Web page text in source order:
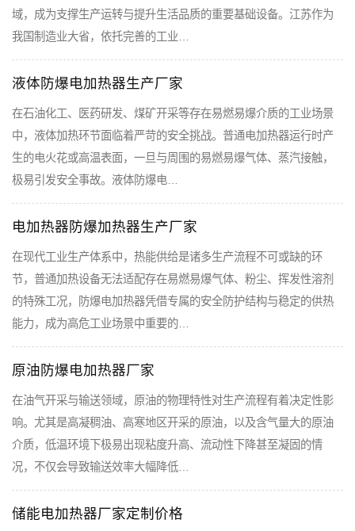
域，成为支撑生产运转与提升生活品质的重要基础设备。江苏作为
我国制造业大省，依托完善的工业…
液体防爆电加热器生产厂家
在石油化工、医药研发、煤矿开采等存在易燃易爆介质的工业场景
中，液体加热环节面临着严苛的安全挑战。普通电加热器运行时产
生的电火花或高温表面，一旦与周围的易燃易爆气体、蒸汽接触，
极易引发安全事故。液体防爆电…
电加热器防爆加热器生产厂家
在现代工业生产体系中，热能供给是诸多生产流程不可或缺的环
节，普通加热设备无法适配存在易燃易爆气体、粉尘、挥发性溶剂
的特殊工况，防爆电加热器凭借专属的安全防护结构与稳定的供热
能力，成为高危工业场景中重要的…
原油防爆电加热器厂家
在油气开采与输送领域，原油的物理特性对生产流程有着决定性影
响。尤其是高凝稠油、高寒地区开采的原油，以及含气量大的原油
介质，低温环境下极易出现粘度升高、流动性下降甚至凝固的情
况，不仅会导致输送效率大幅降低…
储能电加热器厂家定制价格